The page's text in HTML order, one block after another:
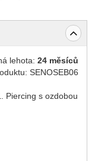
lehota:24 měsíců
SENOSEB06
Piercing s ozdobou